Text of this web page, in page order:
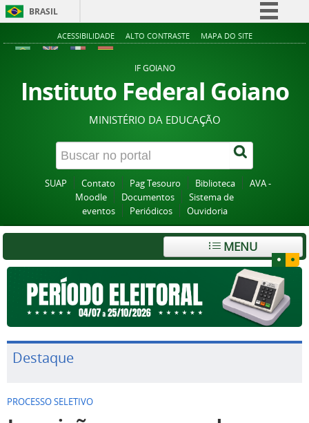
BRASIL
Simplifique!
Acesso à informação
Legislação
Canais
ACESSIBILIDADE ALTO CONTRASTE MAPA DO SITE
IF GOIANO
Instituto Federal Goiano
MINISTÉRIO DA EDUCAÇÃO
SUAP Contato Pag Tesouro Biblioteca
AVA -
Moodle
Documentos
Sistema de
eventos
Periódicos Ouvidoria
MENU
Destaque
PROCESSO SELETIVO